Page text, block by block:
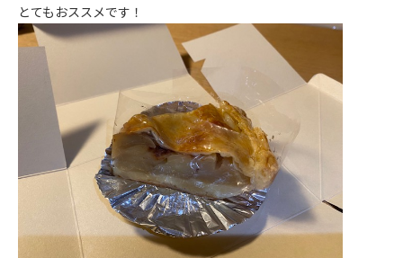
とてもおススメです！